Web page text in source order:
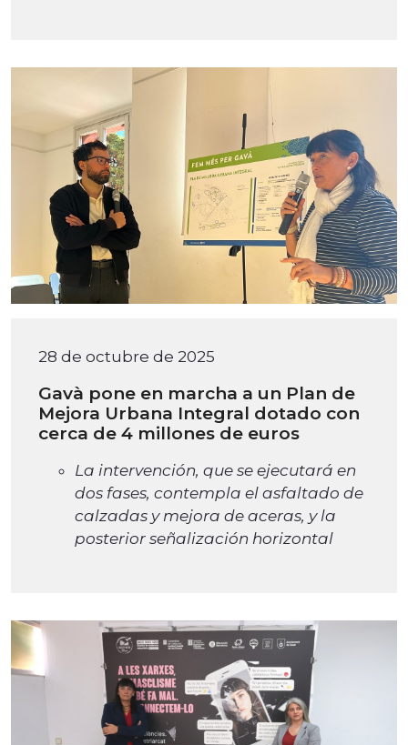
28 de octubre de 2025
Gavà pone en marcha a un Plan de
Mejora Urbana Integral dotado con
cerca de 4 millones de euros
La intervención, que se ejecutará en
dos fases, contempla el asfaltado de
calzadas y mejora de aceras, y la
posterior señalización horizontal